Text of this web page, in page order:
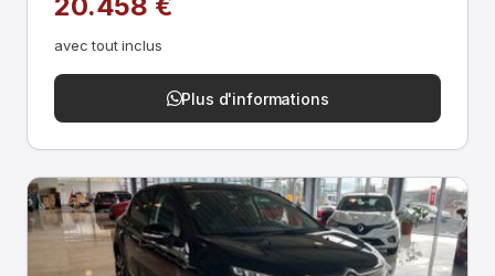
avec tout inclus
Plus d'informations